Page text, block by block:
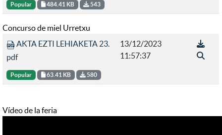
Popular 484.41 KB 543
Concurso de miel Urretxu
AKTA EZTI LEHIAKETA 23.
pdf
Popular 63.41 KB 580
13/12/2023
11:57:37
Vídeo de la feria